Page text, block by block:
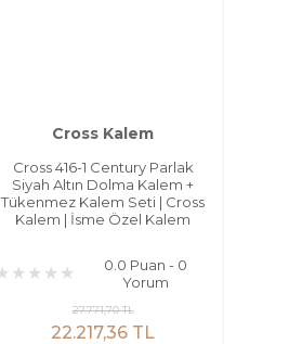
Cross Kalem
Cross 416-1 Century Parlak
Siyah Altın Dolma Kalem +
Tükenmez Kalem Seti | Cross
Kalem | İsme Özel Kalem
0.0 Puan - 0
Yorum
22.217,36 TL
27.771,70 TL